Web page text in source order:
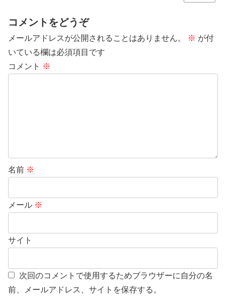
コメントをどうぞ
メールアドレスが公開されることはありません。 ※ が付
いている欄は必須項目です
コメント ※
名前 ※
メール ※
サイト
次回のコメントで使用するためブラウザーに自分の名
前、メールアドレス、サイトを保存する。